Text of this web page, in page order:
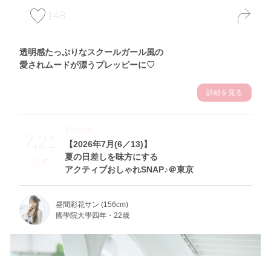
148
透明感たっぷりなスクールガール風の
愛されムードが漂うプレッピーに♡
詳細を見る
7.21
Tue
【2026年7月(6／13)】
夏の日差しを味方にする
アクティブおしゃれSNAP♪＠東京
Theme
昼間彩花サン (156cm)
國學院大學四年・22歳